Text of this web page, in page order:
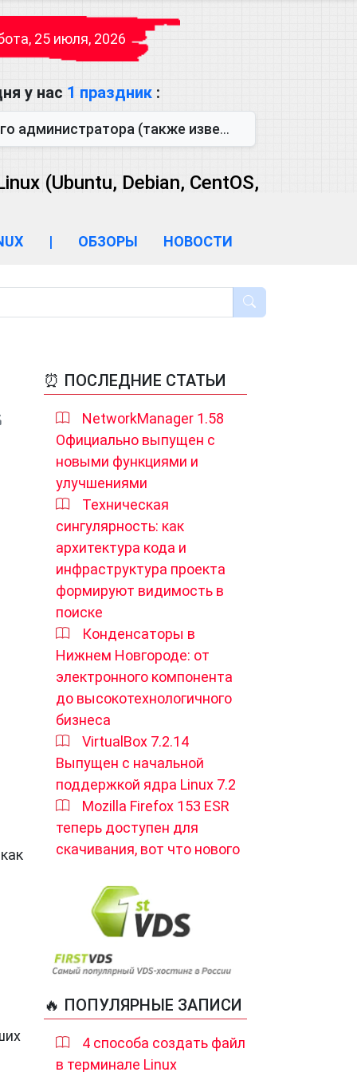
25 июля, 2026
у нас 1 праздник :
известен как День сисадмина) — праздник, который отмечается...
(Ubuntu, Debian, CentOS,
| ОБЗОРЫ НОВОСТИ
⏰ ПОСЛЕДНИЕ СТАТЬИ
NetworkManager 1.58
Официально выпущен с
новыми функциями и
улучшениями
Техническая
сингулярность: как
архитектура кода и
инфраструктура проекта
формируют видимость в
поиске
Конденсаторы в
Нижнем Новгороде: от
электронного компонента
до высокотехнологичного
бизнеса
VirtualBox 7.2.14
Выпущен с начальной
поддержкой ядра Linux 7.2
Mozilla Firefox 153 ESR
теперь доступен для
скачивания, вот что нового
🔥 ПОПУЛЯРНЫЕ ЗАПИСИ
4 способа создать файл
в терминале Linux